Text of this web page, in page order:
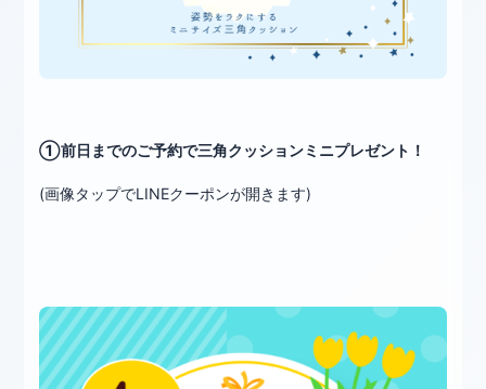
①前日までのご予約で三角クッションミニプレゼント！
(画像タップでLINEクーポンが開きます)